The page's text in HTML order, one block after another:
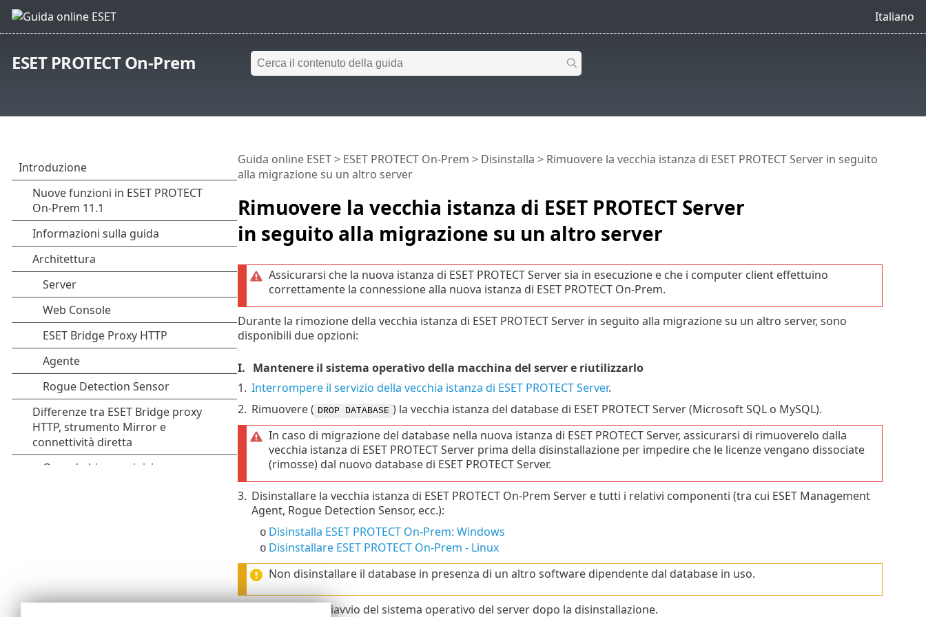
Italiano
ESET PROTECT On-Prem
Rimuovere la vecchia istanza di ESET PROTECT Server
in seguito alla migrazione su un altro server
Guida online ESET> ESET PROTECT On-Prem > Disinstalla > Rimuovere la vecchia istanza di ESET PROTECT Server in seguito
alla migrazione su un altro server
Assicurarsi che la nuova istanza di ESET PROTECT Server sia in esecuzione e che i computer client effettuino
correttamente la connessione alla nuova istanza di ESET PROTECT On-Prem.
Durante la rimozione della vecchia istanza di ESET PROTECT Server in seguito alla migrazione su un altro server, sono
disponibili due opzioni:
I. Mantenere il sistema operativo della macchina del server e riutilizzarlo
1. Interrompere il servizio della vecchia istanza di ESET PROTECT Server.
2. Rimuovere ( DROP DATABASE ) la vecchia istanza del database di ESET PROTECT Server (Microsoft SQL o MySQL).
In caso di migrazione del database nella nuova istanza di ESET PROTECT Server, assicurarsi di rimuoverelo dalla
vecchia istanza di ESET PROTECT Server prima della disinstallazione per impedire che le licenze vengano dissociate
(rimosse) dal nuovo database di ESET PROTECT Server.
3. Disinstallare la vecchia istanza di ESET PROTECT On-Prem Server e tutti i relativi componenti (tra cui ESET Management
Agent, Rogue Detection Sensor, ecc.):
o Disinstalla ESET PROTECT On-Prem: Windows
o Disinstallare ESET PROTECT On-Prem - Linux
Non disinstallare il database in presenza di un altro software dipendente dal database in uso.
Pianificare un riavvio del sistema operativo del server dopo la disinstallazione.